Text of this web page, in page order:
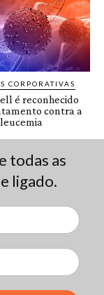
todas as
ligado.